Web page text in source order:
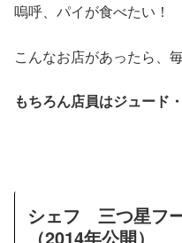
嗚呼、パイが食べたい！
こんなお店があったら、
もちろん店員はジュード
シェフ 三つ星フ
（2014年公開）